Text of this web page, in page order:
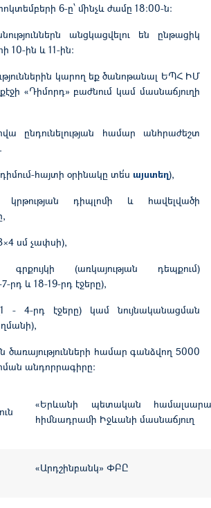
6-ը՝ մինչև ժամը 18։00-ն։
անցկացվելու են ընթացիկ
10-ին և 11-ին։
կարող եք ծանոթանալ ԵՊՀ ԻՄ
«Դիմորդ» բաժնում կամ մասնաճյուղի
ընդունելության համար անհրաժեշտ
հայտի օրինակը տե՛ս այստեղ),
կրթության դիպլոմի և հավելվածի
սմ չափսի),
գրքույկի (առկայության դեպքում)
րդ և 18-19-րդ էջերը),
- 4-րդ էջերը) կամ նույնականացման
ծառայությունների համար գանձվող 5000
անդորրագիրը:
«Երևանի պետական
հիմնադրամի Իջևանի մասնաճյուղ
«Արդշինբանկ» ՓԲԸ